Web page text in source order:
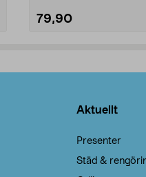
79,90
Aktuellt
Presenter
Städ &